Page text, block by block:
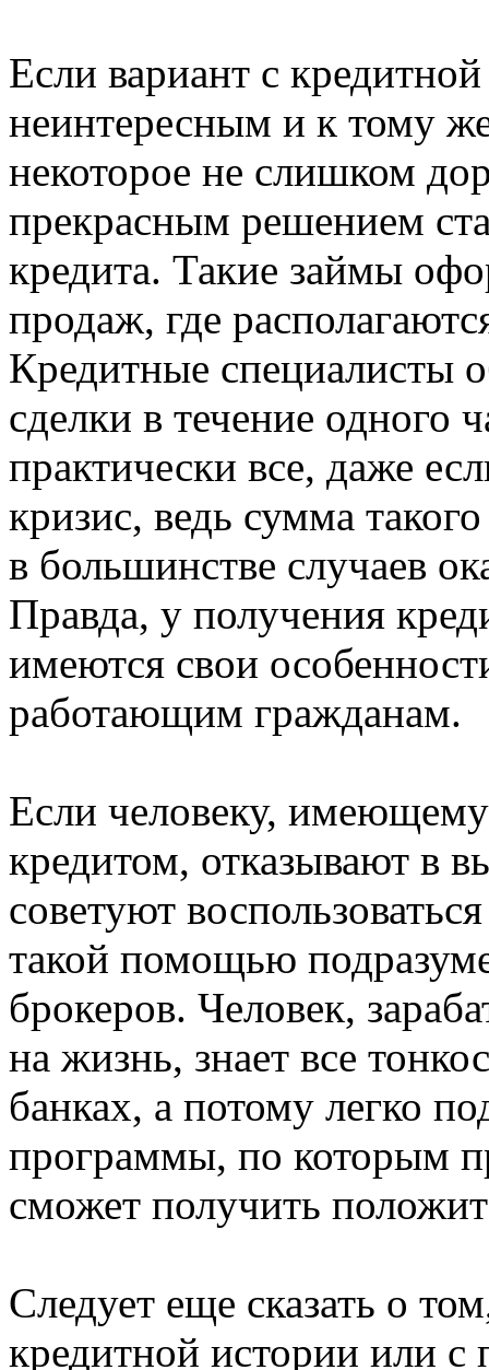
Если вариант с
неинтересным и к тому
некоторое не слишком
прекрасным решением
кредита. Такие займы
продаж, где
Кредитные специалисты
сделки в течение одного
практически все, даже
кризис, ведь сумма
в большинстве случаев
Правда, у получения
имеются свои
работающим гражданам.
Если человеку,
кредитом, отказывают в
советуют
такой помощью
брокеров. Человек,
на жизнь, знает все
банках, а потому легко
программы, по которым
сможет получить
Следует еще сказать о
кредитной истории или